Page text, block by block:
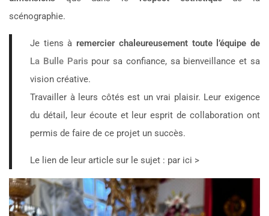
scénographie.
Je tiens à remercier chaleureusement toute l’équipe de
La Bulle Paris pour sa confiance, sa bienveillance et sa
vision créative.
Travailler à leurs côtés est un vrai plaisir. Leur exigence
du détail, leur écoute et leur esprit de collaboration ont
permis de faire de ce projet un succès.
Le lien de leur article sur le sujet : par ici >